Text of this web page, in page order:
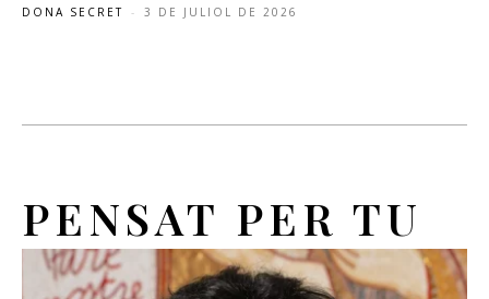
DONA SECRET - 3 DE JULIOL DE 2026
PENSAT PER TU